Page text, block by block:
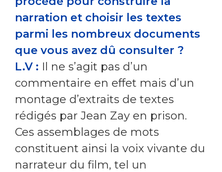
narration et choisir les textes
parmi les nombreux documents
que vous avez dû consulter ?
L.V : Il ne s’agit pas d’un
commentaire en effet mais d’un
montage d’extraits de textes
rédigés par Jean Zay en prison.
Ces assemblages de mots
constituent ainsi la voix vivante du
narrateur du film, tel un